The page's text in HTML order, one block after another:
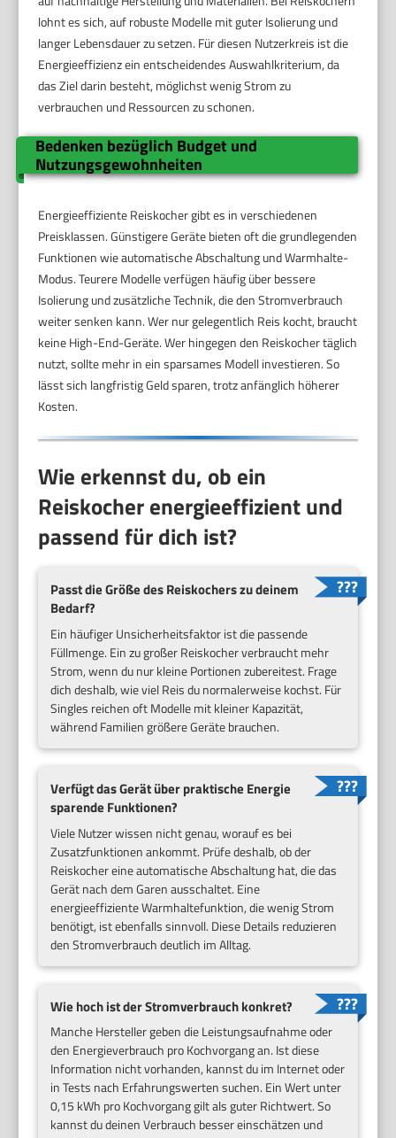
lohnt es sich, auf robuste Modelle mit guter Isolierung und
langer Lebensdauer zu setzen. Für diesen Nutzerkreis ist die
Energieeffizienz ein entscheidendes Auswahlkriterium, da
das Ziel darin besteht, möglichst wenig Strom zu
verbrauchen und Ressourcen zu schonen.
Bedenken bezüglich Budget und
Nutzungsgewohnheiten
Energieeffiziente Reiskocher gibt es in verschiedenen
Preisklassen. Günstigere Geräte bieten oft die grundlegenden
Funktionen wie automatische Abschaltung und Warmhalte-
Modus. Teurere Modelle verfügen häufig über bessere
Isolierung und zusätzliche Technik, die den Stromverbrauch
weiter senken kann. Wer nur gelegentlich Reis kocht, braucht
keine High-End-Geräte. Wer hingegen den Reiskocher täglich
nutzt, sollte mehr in ein sparsames Modell investieren. So
lässt sich langfristig Geld sparen, trotz anfänglich höherer
Kosten.
Wie erkennst du, ob ein
Reiskocher energieeffizient und
passend für dich ist?
Passt die Größe des Reiskochers zu deinem
Bedarf?
Ein häufiger Unsicherheitsfaktor ist die passende
Füllmenge. Ein zu großer Reiskocher verbraucht mehr
Strom, wenn du nur kleine Portionen zubereitest. Frage
dich deshalb, wie viel Reis du normalerweise kochst. Für
Singles reichen oft Modelle mit kleiner Kapazität,
während Familien größere Geräte brauchen.
Verfügt das Gerät über praktische Energie
sparende Funktionen?
Viele Nutzer wissen nicht genau, worauf es bei
Zusatzfunktionen ankommt. Prüfe deshalb, ob der
Reiskocher eine automatische Abschaltung hat, die das
Gerät nach dem Garen ausschaltet. Eine
energieeffiziente Warmhaltefunktion, die wenig Strom
benötigt, ist ebenfalls sinnvoll. Diese Details reduzieren
den Stromverbrauch deutlich im Alltag.
Wie hoch ist der Stromverbrauch konkret?
Manche Hersteller geben die Leistungsaufnahme oder
den Energieverbrauch pro Kochvorgang an. Ist diese
Information nicht vorhanden, kannst du im Internet oder
in Tests nach Erfahrungswerten suchen. Ein Wert unter
0,15 kWh pro Kochvorgang gilt als guter Richtwert. So
kannst du deinen Verbrauch besser einschätzen und